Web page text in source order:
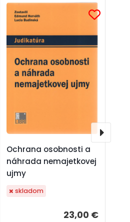
Ochrana osobnosti a
náhrada nemajetkovej
ujmy
23,00 €
skladom